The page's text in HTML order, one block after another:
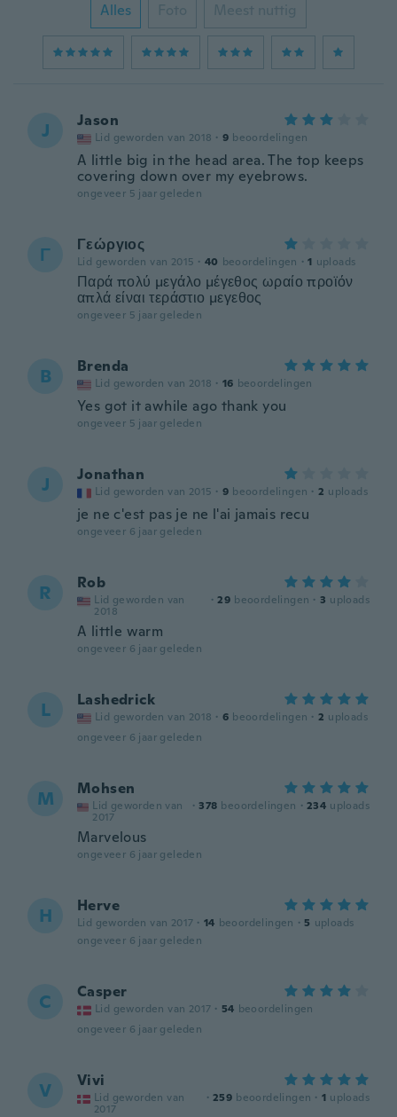
Alles Foto Meest nuttig
J Jason
Lid geworden van 2018 · 9 beoordelingen
A little big in the head area. The top keeps
covering down over my eyebrows.
ongeveer 5 jaar geleden
Γ Γεώργιος
Lid geworden van 2015 · 40 beoordelingen · 1 uploads
Παρά πολύ μεγάλο μέγεθος ωραίο προϊόν
απλά είναι τεράστιο μεγεθος
ongeveer 5 jaar geleden
B Brenda
Lid geworden van 2018 · 16 beoordelingen
Yes got it awhile ago thank you
ongeveer 5 jaar geleden
J Jonathan
Lid geworden van 2015 · 9 beoordelingen · 2 uploads
je ne c'est pas je ne l'ai jamais recu
ongeveer 6 jaar geleden
R Rob
Lid geworden van
2018
· 29 beoordelingen · 3 uploads
A little warm
ongeveer 6 jaar geleden
L Lashedrick
Lid geworden van 2018 · 6 beoordelingen · 2 uploads
ongeveer 6 jaar geleden
M Mohsen
Lid geworden van
2017
· 378 beoordelingen · 234 uploads
Marvelous
ongeveer 6 jaar geleden
H Herve
Lid geworden van 2017 · 14 beoordelingen · 5 uploads
ongeveer 6 jaar geleden
C Casper
Lid geworden van 2017 · 54 beoordelingen
ongeveer 6 jaar geleden
V Vivi
Lid geworden van
2017
· 259 beoordelingen · 1 uploads